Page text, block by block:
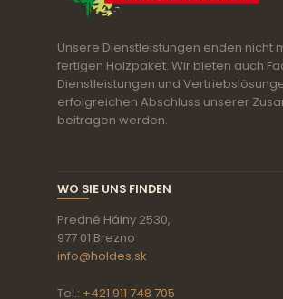
Unsere Dienstleistungen enden nicht
fertigen Holzpaket. Wir bieten auch
Dienstleistungen und
erfolgreichen Abschluss unserer
beitragen werden.
WO SIE UNS FINDEN
Predné Hálny 2530,
977 01 Brezno
info@holdes.sk
Tel.: +421 911 748 705